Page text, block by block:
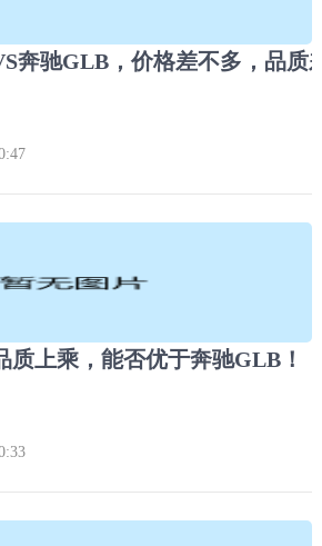
奔驰GLB，价格差不多，品质
质上乘，能否优于奔驰GLB！